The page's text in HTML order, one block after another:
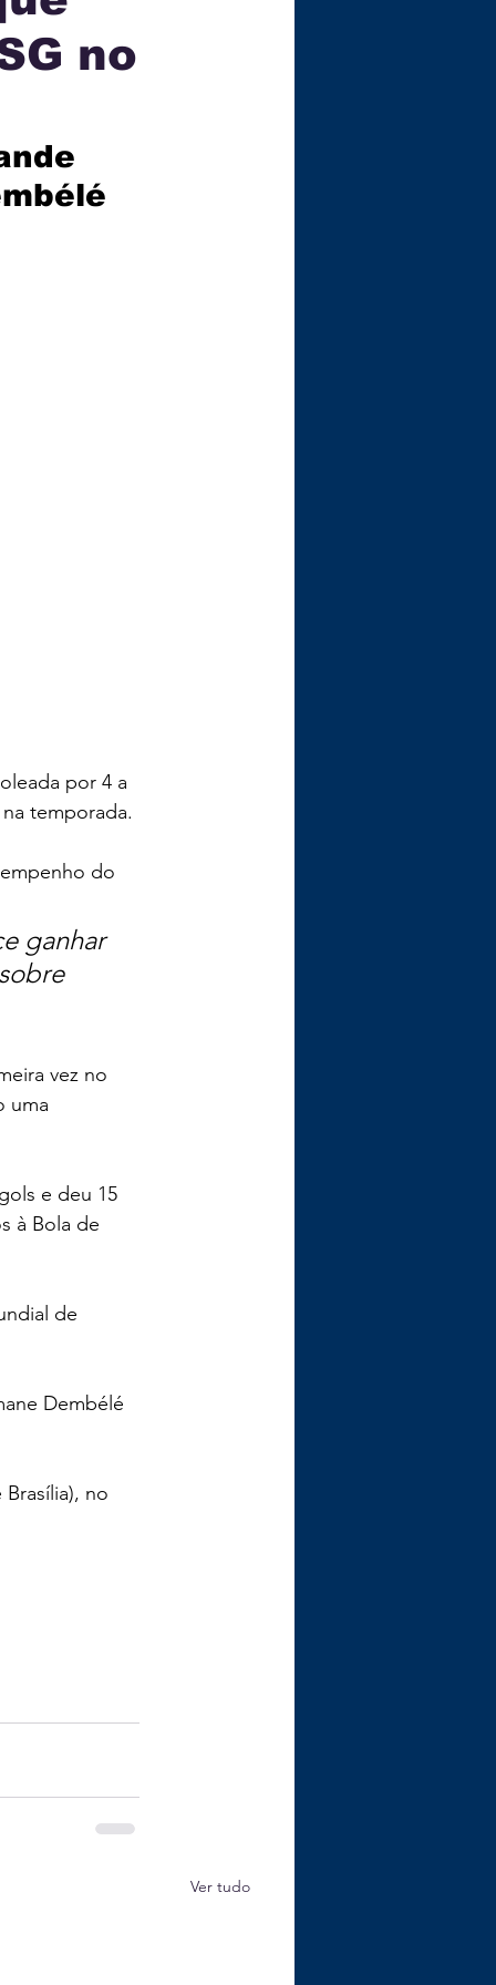
no
por 4 a
temporada.
do
ganhar
vez no
uma
e deu 15
à Bola de
de
Dembélé
no
Ver tudo